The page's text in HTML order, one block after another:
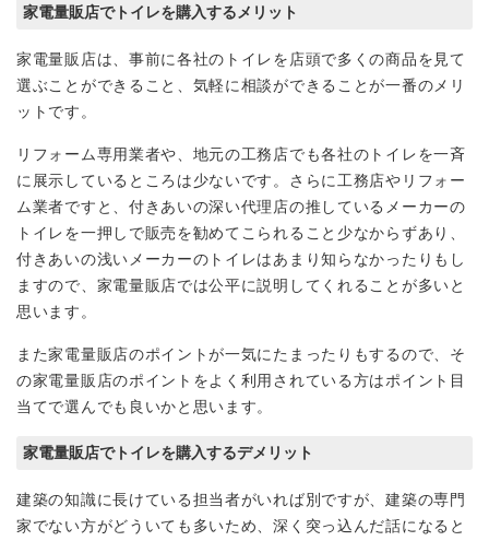
家電量販店でトイレを購入するメリット
家電量販店は、事前に各社のトイレを店頭で多くの商品を見て
選ぶことができること、気軽に相談ができることが一番のメリ
ットです。
リフォーム専用業者や、地元の工務店でも各社のトイレを一斉
に展示しているところは少ないです。さらに工務店やリフォー
ム業者ですと、付きあいの深い代理店の推しているメーカーの
トイレを一押しで販売を勧めてこられること少なからずあり、
付きあいの浅いメーカーのトイレはあまり知らなかったりもし
ますので、家電量販店では公平に説明してくれることが多いと
思います。
また家電量販店のポイントが一気にたまったりもするので、そ
の家電量販店のポイントをよく利用されている方はポイント目
当てで選んでも良いかと思います。
家電量販店でトイレを購入するデメリット
建築の知識に長けている担当者がいれば別ですが、建築の専門
家でない方がどういても多いため、深く突っ込んだ話になると